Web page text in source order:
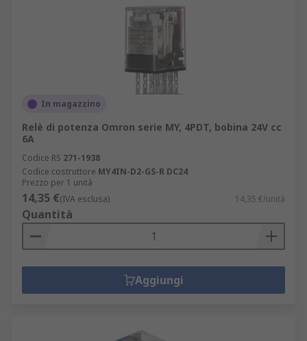
In magazzino
Relè di potenza Omron serie MY, 4PDT, bobina 24V cc
6A
Codice RS 271-1938
Codice costruttore MY4IN-D2-GS-R DC24
Prezzo per 1 unità
14,35 €(IVA esclusa) 14,35 €/unità
Quantità
Aggiungi